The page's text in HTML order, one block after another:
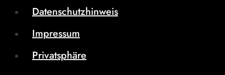
Datenschutzhinweis
Impressum
Privatsphäre